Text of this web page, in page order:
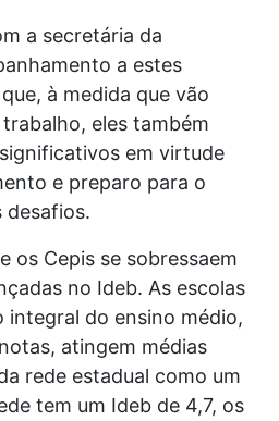
a secretária da
a estes
à medida que vão
eles também
em virtude
e preparo para o
os Cepis se sobressaem
no Ideb. As escolas
integral do ensino médio,
atingem médias
rede estadual como um
tem um Ideb de 4,7, os